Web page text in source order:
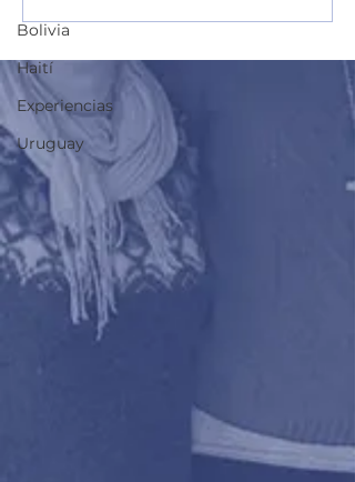
Bolivia
Haití
Experiencias
Uruguay